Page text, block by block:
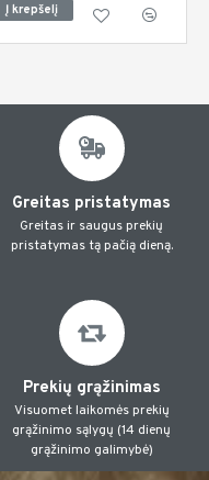
Į krepšelį
Greitas pristatymas
Greitas ir saugus prekių
pristatymas tą pačią dieną.
Prekių grąžinimas
Visuomet laikomės prekių
grąžinimo sąlygų (14 dienų
grąžinimo galimybė)